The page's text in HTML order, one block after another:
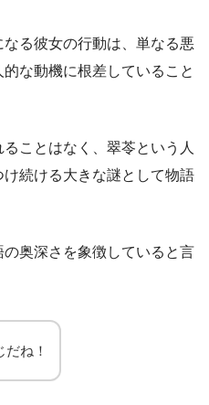
る彼女の行動は、単なる悪
な動機に根差していること
ことはなく、翠苓という人
続ける大きな謎として物語
奥深さを象徴していると言
ね！